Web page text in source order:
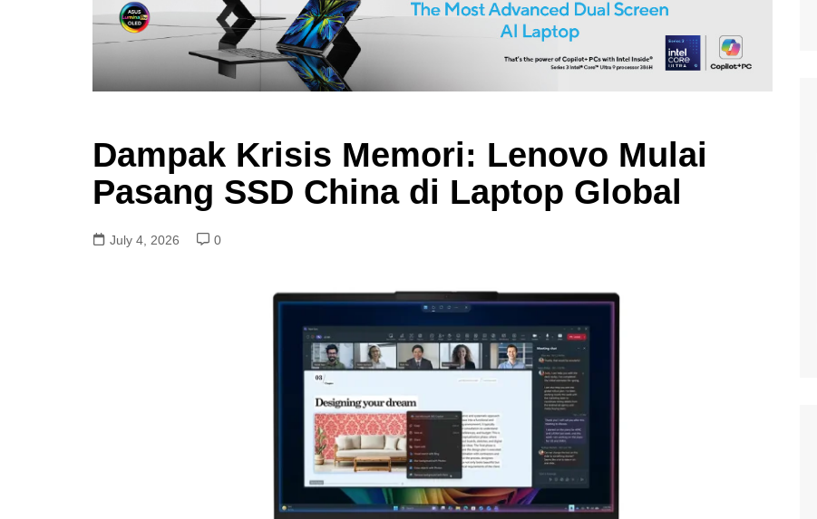
Dampak Krisis Memori: Lenovo Mulai
Pasang SSD China di Laptop Global
July 4, 2026 0